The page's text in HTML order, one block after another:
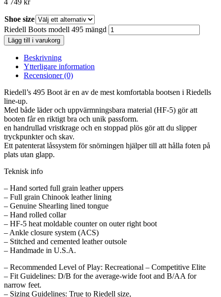
4 749 kr
Shoe size
Riedell Boots modell 495 mängd
Lägg till i varukorg
Beskrivning
Ytterligare information
Recensioner (0)
Riedell’s 495 Boot är en av de mest komfortabla bootsen i Riedells
line-up.
Med både läder och uppvärmningsbara material (HF-5) gör att
booten får en riktigt bra och unik passform.
en handrullad vristkrage och en stoppad plös gör att du slipper
tryckpunkter och skav.
Ett patenterat låssystem för snörningen hjälper till att hålla foten på
plats utan glapp.
Teknisk info
– Hand sorted full grain leather uppers
– Full grain Chinook leather lining
– Genuine Shearling lined tongue
– Hand rolled collar
– HF-5 heat moldable counter on outer right boot
– Ankle closure system (ACS)
– Stitched and cemented leather outsole
– Handmade in U.S.A.
– Recommended Level of Play: Recreational – Competitive Elite
– Fit Guidelines: D/B for the average-wide foot and B/AA for
narrow feet.
– Sizing Guidelines: True to Riedell size,